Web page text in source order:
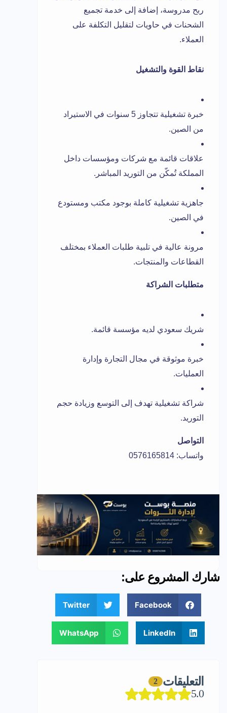
ربح مدروسة، إضافة إلى خدمة تجميع
الشحنات في حاويات لتقليل التكلفة على
العملاء.
نقاط القوة والتشغيل
خبرة تشغيلية تتجاوز 5 سنوات في الاستيراد
من الصين.
علاقات قائمة مع شركات ومؤسسات داخل
المملكة تُمكّن من التوريد المباشر.
جاهزية تشغيلية كاملة بوجود مكتب ومستودع
في الصين.
مرونة عالية في تلبية طلبات العملاء بمختلف
القطاعات والمنتجات.
متطلبات الشراكة
شريك سعودي لديه مؤسسة قائمة.
خبرة موثوقة في مجال التجارة وإدارة
العمليات.
شراكة تشغيلية تهدف إلى التوسع وزيادة حجم
التوريد.
التواصل
واتساب: 0576165814
شارك المشروع على:
Facebook
Twitter
LinkedIn
WhatsApp
التعليقات 2
5.0